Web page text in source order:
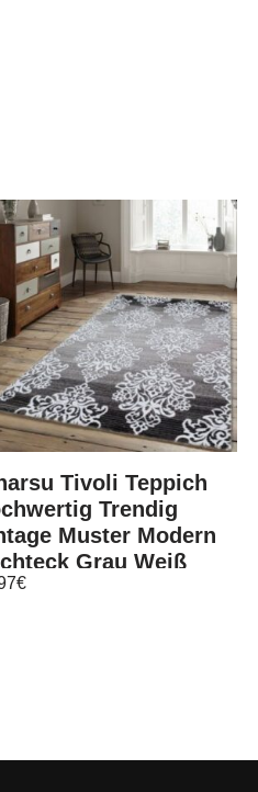
Tivoli Teppich
Trendig
Muster Modern
Grau Weiß
€